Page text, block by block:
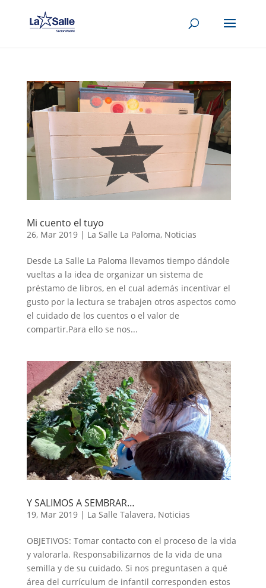
Mi cuento el tuyo
26, Mar 2019| La Salle La Paloma, Noticias
Desde La Salle La Paloma llevamos tiempo dándole
vueltas a la idea de organizar un sistema de
préstamo de libros, en el cual además incentivar el
gusto por la lectura se trabajen otros aspectos como
el cuidado de los cuentos o el valor de
compartir.Para ello se nos...
Y SALIMOS A SEMBRAR…
19, Mar 2019| La Salle Talavera, Noticias
OBJETIVOS: Tomar contacto con el proceso de la vida
y valorarla. Responsabilizarnos de la vida de una
semilla y de su cuidado. Si nos preguntasen a qué
área del currículum de infantil corresponden estos